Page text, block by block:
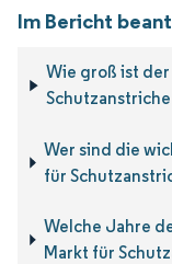
Im Bericht
Wie groß ist
Wer sind die
für
Welche Jahre
Markt für